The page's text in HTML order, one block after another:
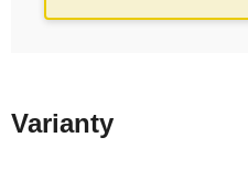
Varianty